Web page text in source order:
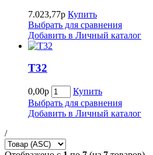
7.023,77р Купить
Выбрать для сравнения
Добавить в Личный каталог
Т32
0,00р
Купить
Выбрать для сравнения
Добавить в Личный каталог
/